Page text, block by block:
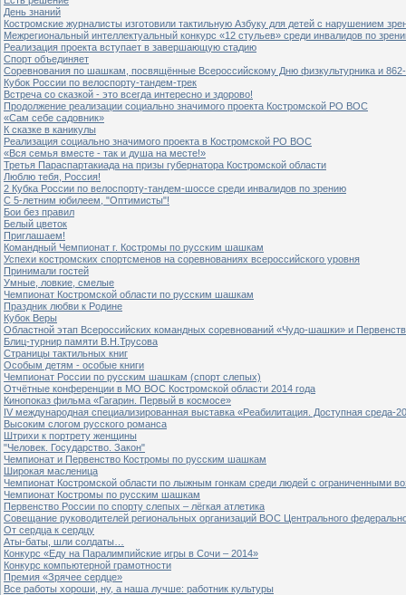
День знаний
Костромские журналисты изготовили тактильную Азбуку для детей с нарушением
Межрегиональный интеллектуальный конкурс «12 стульев» среди инвалидов по
Реализация проекта вступает в завершающую стадию
Спорт объединяет
Соревнования по шашкам, посвящённые Всероссийскому Дню физкультурника и
Кубок России по велоспорту-тандем-трек
Встреча со сказкой - это всегда интересно и здорово!
Продолжение реализации социально значимого проекта Костромской РО ВОС
«Сам себе садовник»
К сказке в каникулы
Реализация социально значимого проекта в Костромской РО ВОС
«Вся семья вместе - так и душа на месте!»
Третья Параспартакиада на призы губернатора Костромской области
Люблю тебя, Россия!
2 Кубка России по велоспорту-тандем-шоссе среди инвалидов по зрению
С 5-летним юбилеем, "Оптимисты"!
Бои без правил
Белый цветок
Приглашаем!
Командный Чемпионат г. Костромы по русским шашкам
Успехи костромских спортсменов на соревнованиях всероссийского уровня
Принимали гостей
Умные, ловкие, смелые
Чемпионат Костромской области по русским шашкам
Праздник любви к Родине
Кубок Веры
Областной этап Всероссийских командных соревнований «Чудо-шашки» и
Блиц-турнир памяти В.Н.Трусова
Страницы тактильных книг
Особым детям - особые книги
Чемпионат России по русским шашкам (спорт слепых)
Отчётные конференции в МО ВОС Костромской области 2014 года
Кинопоказ фильма «Гагарин. Первый в космосе»
IV международная специализированная выставка «Реабилитация. Доступная среда-
Высоким слогом русского романса
Штрихи к портрету женщины
"Человек. Государство. Закон"
Чемпионат и Первенство Костромы по русским шашкам
Широкая масленица
Чемпионат Костромской области по лыжным гонкам среди людей с ограниченными
Чемпионат Костромы по русским шашкам
Первенство России по спорту слепых – лёгкая атлетика
Совещание руководителей региональных организаций ВОС Центрального
От сердца к сердцу
Аты-баты, шли солдаты…
Конкурс «Еду на Паралимпийские игры в Сочи – 2014»
Конкурс компьютерной грамотности
Премия «Зрячее сердце»
Все работы хороши, ну, а наша лучше: работник культуры